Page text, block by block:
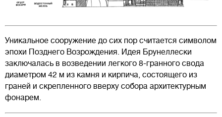
Уникальное сооружение до сих пор считается символом
эпохи Позднего Возрождения. Идея Брунеллески
заключалась в возведении легкого 8-гранного свода
диаметром 42 м из камня и кирпича, состоящего из
граней и скрепленного вверху собора архитектурным
фонарем.